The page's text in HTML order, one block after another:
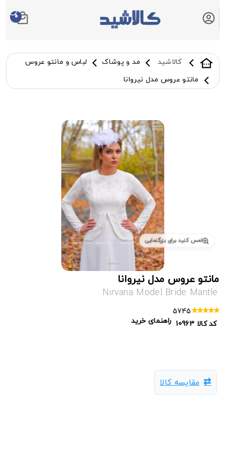
0
کالاشید مد و پوشاک
لباس و مانتو عروس
مانتو عروس مدل نیروانا
لمس کنید برای بزرگنمایی
مانتو عروس مدل نیروانا
Nirvana Model Bride Mantle
5745
کد کالا 10963 راهنمای خرید
مقایسه کالا